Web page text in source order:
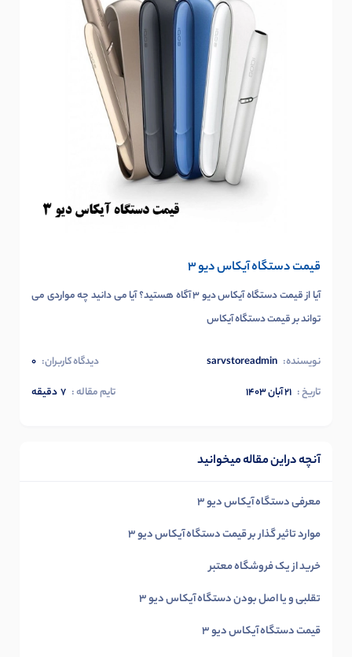
قیمت دستگاه آیکاس دیو 3
آیا از قیمت دستگاه آیکاس دیو 3 آگاه هستید؟ آیا می دانید چه مواردی می
تواند بر قیمت دستگاه آیکاس
نویسنده: sarvstoreadmin دیدگاه کاربران: 0
تاریخ : ۲۱ آبان ۱۴۰۳ تایم مقاله : 7دقیقه
آنچه دراین مقاله میخوانید
معرفی دستگاه آیکاس دیو 3
موارد تاثیر گذار بر قیمت دستگاه آیکاس دیو 3
خرید از یک فروشگاه معتبر
تقلبی و یا اصل بودن دستگاه آیکاس دیو 3
قیمت دستگاه آیکاس دیو 3